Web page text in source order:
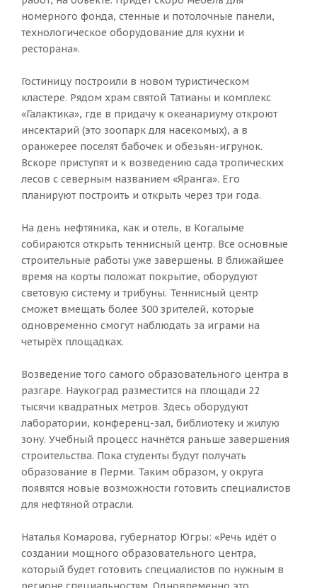
номерного фонда, стенные и потолочные панели,
технологическое оборудование для кухни и
ресторана».
Гостиницу построили в новом туристическом
кластере. Рядом храм святой Татианы и комплекс
«Галактика», где в придачу к океанариуму откроют
инсектарий (это зоопарк для насекомых), а в
оранжерее поселят бабочек и обезьян-игрунок.
Вскоре приступят и к возведению сада тропических
лесов с северным названием «Яранга». Его
планируют построить и открыть через три года.
На день нефтяника, как и отель, в Когалыме
собираются открыть теннисный центр. Все основные
строительные работы уже завершены. В ближайшее
время на корты положат покрытие, оборудуют
световую систему и трибуны. Теннисный центр
сможет вмещать более 300 зрителей, которые
одновременно смогут наблюдать за играми на
четырёх площадках.
Возведение того самого образовательного центра в
разгаре. Наукоград разместится на площади 22
тысячи квадратных метров. Здесь оборудуют
лаборатории, конференц-зал, библиотеку и жилую
зону. Учебный процесс начнётся раньше завершения
строительства. Пока студенты будут получать
образование в Перми. Таким образом, у округа
появятся новые возможности готовить специалистов
для нефтяной отрасли.
Наталья Комарова, губернатор Югры: «Речь идёт о
создании мощного образовательного центра,
который будет готовить специалистов по нужным в